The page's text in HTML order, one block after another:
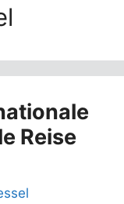
Reise